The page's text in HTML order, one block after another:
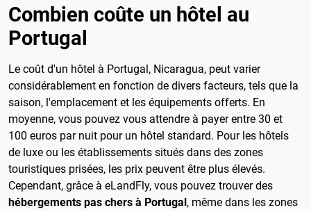
Combien coûte un hôtel au
Portugal
Le coût d'un hôtel à Portugal, Nicaragua, peut varier
considérablement en fonction de divers facteurs, tels que la
saison, l'emplacement et les équipements offerts. En
moyenne, vous pouvez vous attendre à payer entre 30 et
100 euros par nuit pour un hôtel standard. Pour les hôtels
de luxe ou les établissements situés dans des zones
touristiques prisées, les prix peuvent être plus élevés.
Cependant, grâce à eLandFly, vous pouvez trouver des
hébergements pas chers à Portugal, même dans les zones